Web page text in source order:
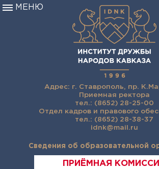
Адрес: г. Ставрополь, пр.
Приемная ректора
тел.: (8652) 28-25-00
Отдел кадров и правового
тел.: (8652) 28-38-37
idnk@mail.ru
Сведения об образовательной
ПРИЁМНАЯ
МЕНЮ